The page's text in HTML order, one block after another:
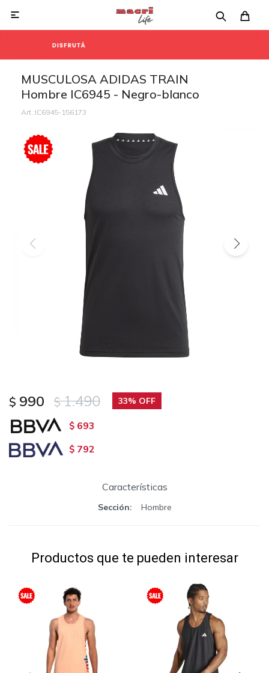

MUSCULOSA ADIDAS TRAIN
Hombre IC6945 - Negro-blanco
IC6945-156173
$ 990 $ 1.490 33
$ 693
$ 792
Características
Sección Hombre
Productos que te pueden interesar